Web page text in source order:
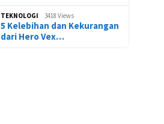
TEKNOLOGI 3418 Views
5 Kelebihan dan Kekurangan
dari Hero Vex…